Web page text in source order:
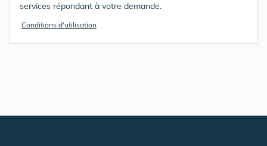
services répondant à votre demande.
Conditions d'utilisation